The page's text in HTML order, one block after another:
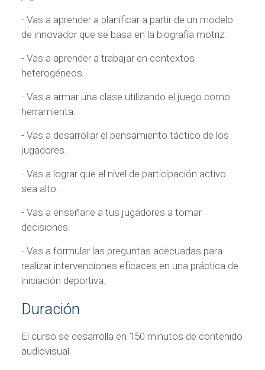
- Vas a aprender a planificar a partir de un modelo
de innovador que se basa en la biografía motriz.
- Vas a aprender a trabajar en contextos
heterogéneos.
- Vas a armar una clase utilizando el juego como
herramienta.
- Vas a desarrollar el pensamiento táctico de los
jugadores.
- Vas a lograr que el nivel de participación activo
sea alto.
- Vas a enseñarle a tus jugadores a tomar
decisiones.
- Vas a formular las preguntas adecuadas para
realizar intervenciones eficaces en una práctica de
iniciación deportiva.
Duración
El curso se desarrolla en 150 minutos de contenido
audiovisual.